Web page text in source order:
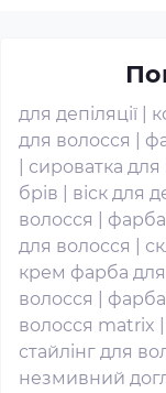
для депіляції
для волосся
сироватка для
брів
віск для
волосся
для волосся
крем фарба
волосся
волосся matrix
стайлінг для
незмивний